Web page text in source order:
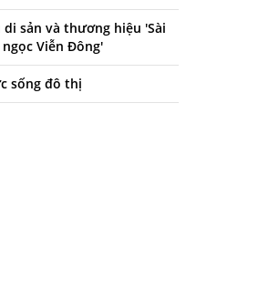
di sản và thương hiệu 'Sài
Viễn Đông'
sống đô thị